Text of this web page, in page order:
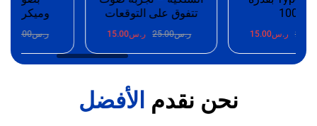
100W
ر.س15.00
تتفوق على التوقعات
ر.س25.00 ر.س15.00 ر.س25.00
نحن نقدم الأفضل